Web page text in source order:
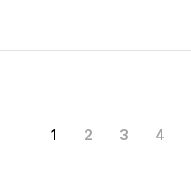
1 2 3 4
경남 창원시 성산구 상남로 122 상남메디칼 9